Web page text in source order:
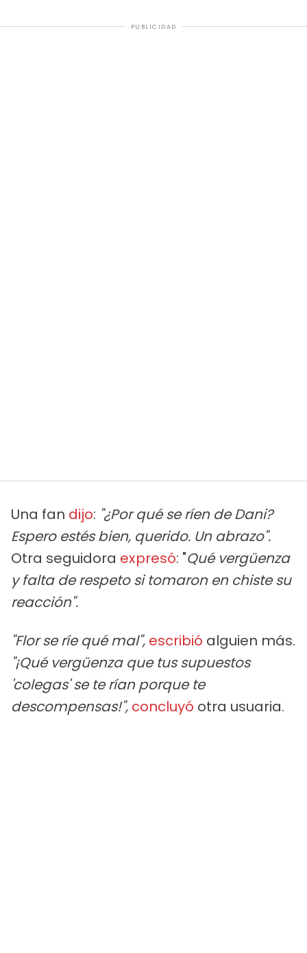
PUBLICIDAD
Una fan dijo: "¿Por qué se ríen de Dani?
Espero estés bien, querido. Un abrazo".
Otra seguidora expresó: "Qué vergüenza
y falta de respeto si tomaron en chiste su
reacción".
"Flor se ríe qué mal", escribió alguien más.
"¡Qué vergüenza que tus supuestos
'colegas' se te rían porque te
descompensas!", concluyó otra usuaria.